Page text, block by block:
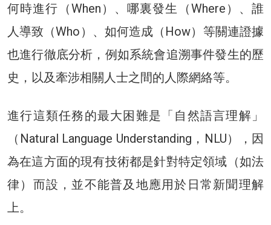
何時進行（When）、哪裏發生（Where）、誰
人導致（Who）、如何造成（How）等關連證據
也進行徹底分析，例如系統會追溯事件發生的歷
史，以及牽涉相關人士之間的人際網絡等。
進行這類任務的最大困難是「自然語言理解」
（Natural Language Understanding，NLU），因
為在這方面的現有技術都是針對特定領域（如法
律）而設，並不能普及地應用於日常新聞理解
上。